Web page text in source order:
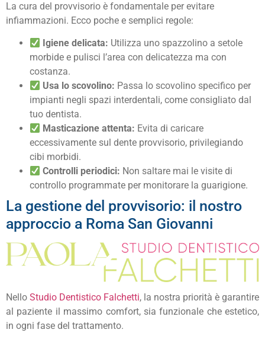
La cura del provvisorio è fondamentale per evitare
infiammazioni. Ecco poche e semplici regole:
Igiene delicata: Utilizza uno spazzolino a setole
morbide e pulisci l’area con delicatezza ma con
costanza.
Usa lo scovolino: Passa lo scovolino specifico per
impianti negli spazi interdentali, come consigliato dal
tuo dentista.
Masticazione attenta: Evita di caricare
eccessivamente sul dente provvisorio, privilegiando
cibi morbidi.
Controlli periodici: Non saltare mai le visite di
controllo programmate per monitorare la guarigione.
La gestione del provvisorio: il nostro
approccio a Roma San Giovanni
Nello Studio Dentistico Falchetti, la nostra priorità è garantire
al paziente il massimo comfort, sia funzionale che estetico,
in ogni fase del trattamento.